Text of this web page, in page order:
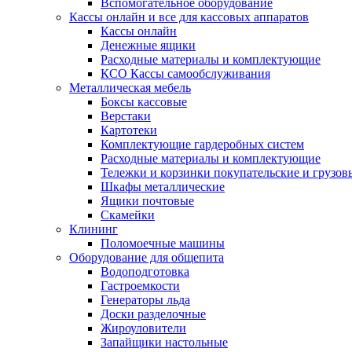
Вспомогательное оборудование
Кассы онлайн и все для кассовых аппаратов
Кассы онлайн
Денежные ящики
Расходные материалы и комплектующие
КСО Кассы самообслуживания
Металлическая мебель
Боксы кассовые
Верстаки
Картотеки
Комплектующие гардеробных систем
Расходные материалы и комплектующие
Тележки и корзинки покупательские и
Шкафы металлические
Ящики почтовые
Скамейки
Клининг
Поломоечные машины
Оборудование для общепита
Водоподготовка
Гастроемкости
Генераторы льда
Доски разделочные
Жироуловители
Запайщики настольные